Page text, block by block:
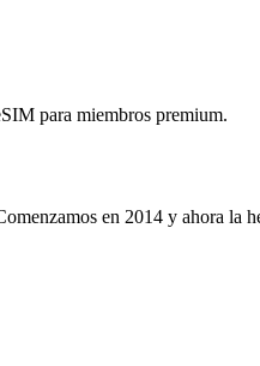
para miembros premium.
en 2014 y ahora la